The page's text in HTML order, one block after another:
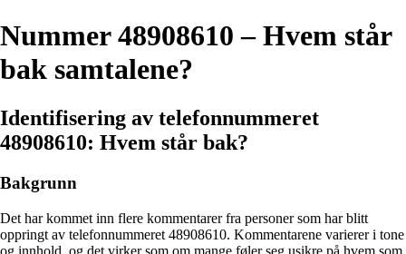
Nummer 48908610 – Hvem står
bak samtalene?
Identifisering av telefonnummeret
48908610: Hvem står bak?
Bakgrunn
Det har kommet inn flere kommentarer fra personer som har blitt
oppringt av telefonnummeret 48908610. Kommentarene varierer i tone
og innhold, og det virker som om mange føler seg usikre på hvem som